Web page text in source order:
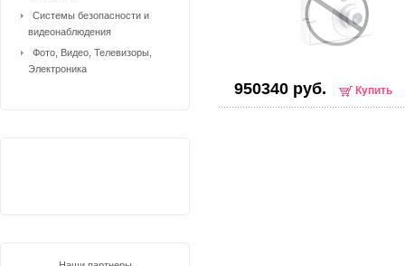
950340 руб. Купить
Системы безопасности и
видеонаблюдения
Фото, Видео, Телевизоры,
Электроника